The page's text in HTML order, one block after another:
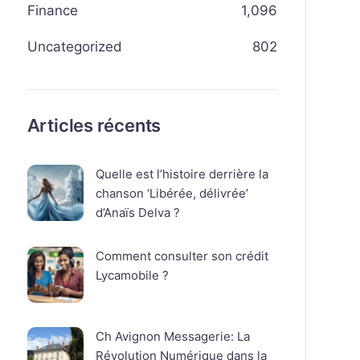
Finance 1,096
Uncategorized 802
Articles récents
Quelle est l’histoire derrière la
chanson ‘Libérée, délivrée’
d’Anaïs Delva ?
Comment consulter son crédit
Lycamobile ?
Ch Avignon Messagerie: La
Révolution Numérique dans la